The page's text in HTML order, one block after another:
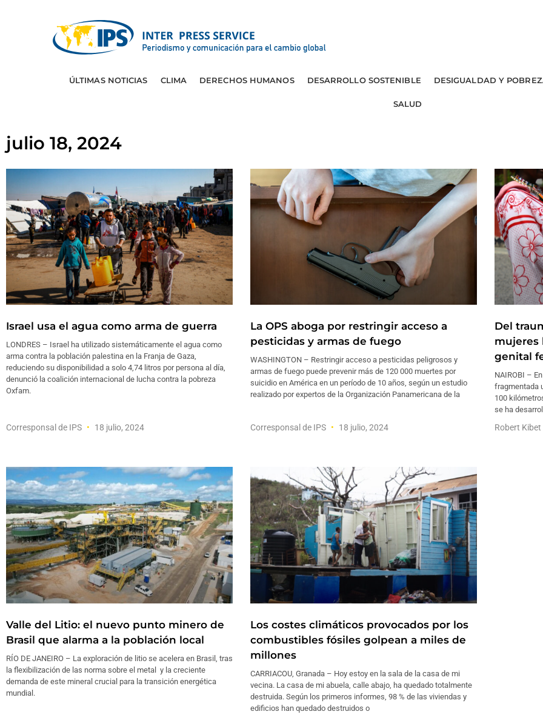
ÚLTIMAS NOTICIAS CLIMA DERECHOS HUMANOS DESARROLLO SOSTENIBLE DESIGUALDAD Y
SALUD
julio 18, 2024
Israel usa el agua como arma de guerra
LONDRES – Israel ha utilizado sistemáticamente el agua como
arma contra la población palestina en la Franja de Gaza,
reduciendo su disponibilidad a solo 4,74 litros por persona al día,
denunció la coalición internacional de lucha contra la pobreza
Oxfam.
Corresponsal de IPS 18 julio, 2024
La OPS aboga por restringir acceso a
pesticidas y armas de fuego
WASHINGTON – Restringir acceso a pesticidas peligrosos y
armas de fuego puede prevenir más de 120 000 muertes por
suicidio en América en un período de 10 años, según un estudio
realizado por expertos de la Organización Panamericana de la
Corresponsal de IPS 18 julio, 2024
Del
mujeres
genital
NAIROBI –
fragmentada
100
se ha
Robert Kibet
Valle del Litio: el nuevo punto minero de
Brasil que alarma a la población local
RÍO DE JANEIRO – La exploración de litio se acelera en Brasil, tras
la flexibilización de las norma sobre el metal y la creciente
demanda de este mineral crucial para la transición energética
mundial.
Los costes climáticos provocados por los
combustibles fósiles golpean a miles de
millones
CARRIACOU, Granada – Hoy estoy en la sala de la casa de mi
vecina. La casa de mi abuela, calle abajo, ha quedado totalmente
destruida. Según los primeros informes, 98 % de las viviendas y
edificios han quedado destruidos o